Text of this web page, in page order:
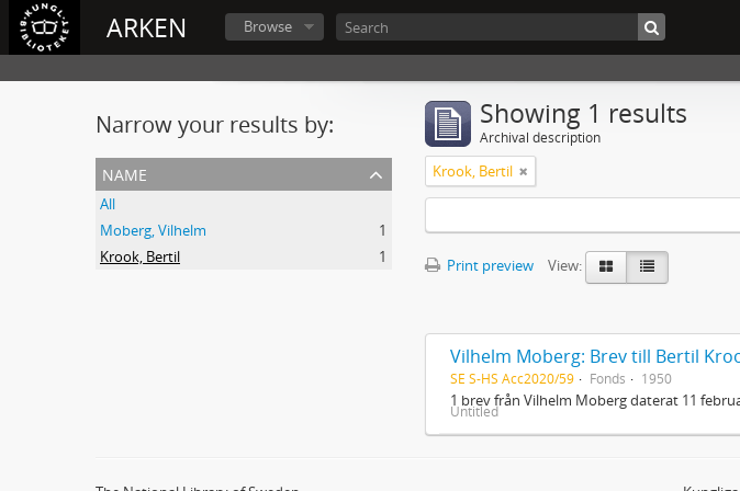
ARKEN Browse
Narrow your results by:
name
All
Moberg, Vilhelm
1
Krook, Bertil
1
Showing 1 results
Archival description
Krook, Bertil
Print preview
View:
Vilhelm Moberg: Brev till Bertil
SE S-HS Acc2020/59 Fonds 1950
1 brev från Vilhelm Moberg daterat 11
Untitled